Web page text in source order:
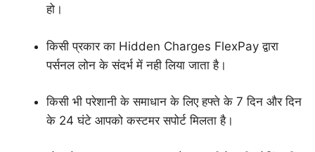
हो।
किसी प्रकार का Hidden Charges FlexPay द्वारा
पर्सनल लोन के संदर्भ में नही लिया जाता है।
किसी भी परेशानी के समाधान के लिए हफ्ते के 7 दिन और दिन
के 24 घंटे आपको कस्टमर सपोर्ट मिलता है।